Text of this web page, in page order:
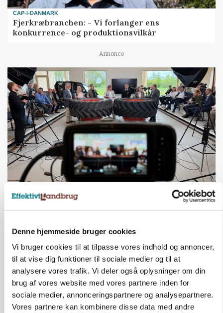
Denne hjemmeside bruger cookies
Vi bruger cookies til at tilpasse vores indhold og annoncer,
til at vise dig funktioner til sociale medier og til at
analysere vores trafik. Vi deler også oplysninger om din
brug af vores website med vores partnere inden for
sociale medier, annonceringspartnere og analysepartnere.
Vores partnere kan kombinere disse data med andre
CAP-I-DANMARK
Fjerkræbranchen: - Vi forlanger ens
konkurrence- og produktionsvilkår
Annonce
Ejer eller medejer? Nyt tv-format udfordrer
landbrugets ejerstruktur
Annonce
MARKED
Russisk mælkepris dykker 23 procent
Annonce
Loading...